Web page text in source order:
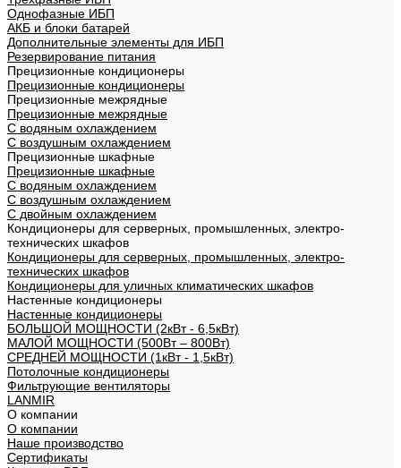
Однофазные ИБП
АКБ и блоки батарей
Дополнительные элементы для ИБП
Резервирование питания
Прецизионные кондиционеры
Прецизионные кондиционеры
Прецизионные межрядные
Прецизионные межрядные
С водяным охлаждением
С воздушным охлаждением
Прецизионные шкафные
Прецизионные шкафные
С водяным охлаждением
С воздушным охлаждением
С двойным охлаждением
Кондиционеры для серверных, промышленных, электро-
технических шкафов
Кондиционеры для серверных, промышленных, электро-
технических шкафов
Кондиционеры для уличных климатических шкафов
Настенные кондиционеры
Настенные кондиционеры
БОЛЬШОЙ МОЩНОСТИ (2кВт - 6,5кВт)
МАЛОЙ МОЩНОСТИ (500Вт – 800Вт)
СРЕДНЕЙ МОЩНОСТИ (1кВт - 1,5кВт)
Потолочные кондиционеры
Фильтрующие вентиляторы
LANMIR
О компании
О компании
Наше производство
Сертификаты